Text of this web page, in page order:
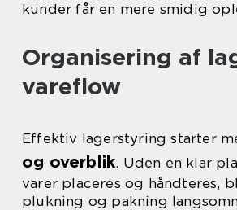
kunder får en mere smidig
Organisering af
vareflow
Effektiv lagerstyring starter
og overblik. Uden en klar
varer placeres og håndteres,
plukning og pakning